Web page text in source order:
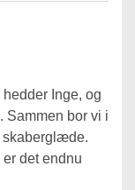
Inge, og
Sammen bor vi i
skaberglæde.
det endnu